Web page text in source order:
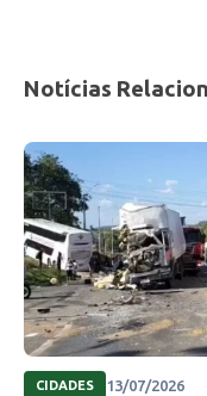
Notícias
CIDADES 13/07/2026